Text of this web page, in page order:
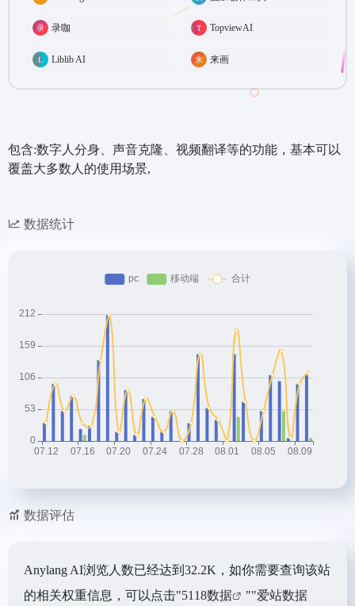
录咖 TopviewAI
Liblib AI 来画
包含:数字人分身、声音克隆、视频翻译等的功能，基本可以
覆盖大多数人的使用场景,
数据统计
数据评估
Anylang AI浏览人数已经达到32.2K，如你需要查询该站
的相关权重信息，可以点击"5118数据 ""爱站数据